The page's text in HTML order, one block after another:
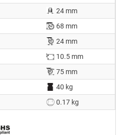
24 mm
68 mm
24 mm
10.5 mm
75 mm
40 kg
0.17 kg